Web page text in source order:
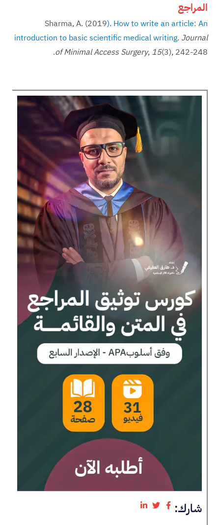
المراجع
Sharma, A. (2019). How to write an article: An
introduction to basic scientific medical writing. Journal
of Minimal Access Surgery, 15(3), 242-248.‏
شارك: